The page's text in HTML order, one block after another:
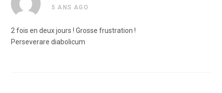
5 ANS AGO
2 fois en deux jours ! Grosse frustration !
Perseverare diabolicum